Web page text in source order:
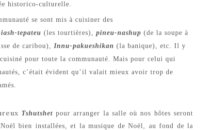
historico-culturelle.
se sont mis à cuisiner des
tepateu (les tourtières), pineu-nashup (de la soupe à
de caribou), Innu-pakueshikan (la banique), etc. Il y
cuisiné pour toute la communauté. Mais pour celui qui
c’était évident qu’il valait mieux avoir trop de
Tshutshet pour arranger la salle où nos hôtes seront
bien installées, et la musique de Noël, au fond de la